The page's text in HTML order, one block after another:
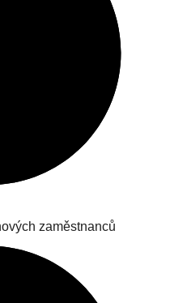
zaměstnanců